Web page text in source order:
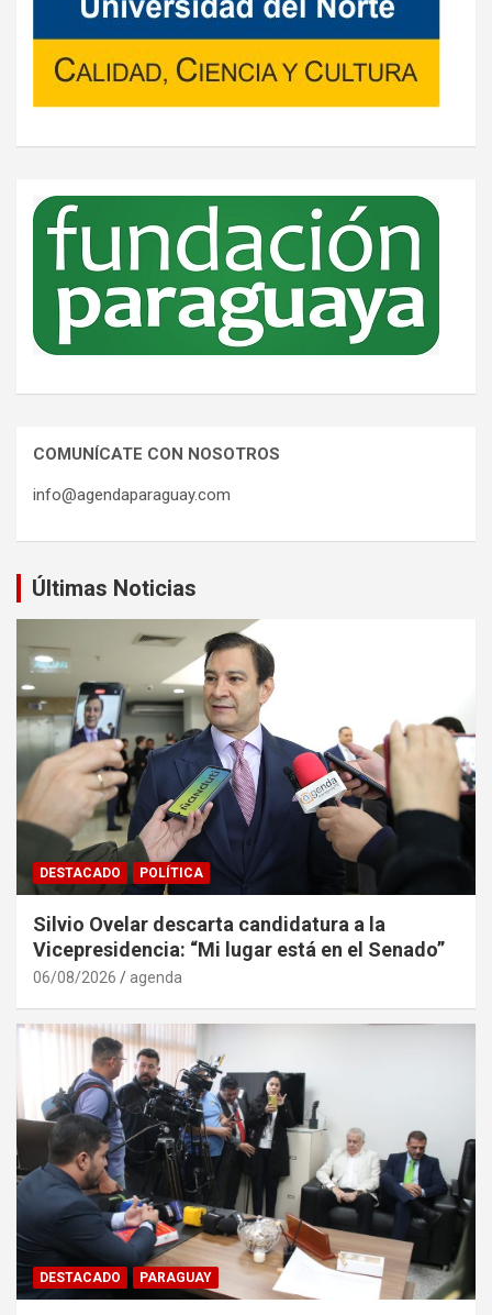
COMUNÍCATE CON NOSOTROS
info@agendaparaguay.com
Últimas Noticias
DESTACADO POLÍTICA
Silvio Ovelar descarta candidatura a la
Vicepresidencia: “Mi lugar está en el Senado”
06/08/2026 agenda
DESTACADO PARAGUAY